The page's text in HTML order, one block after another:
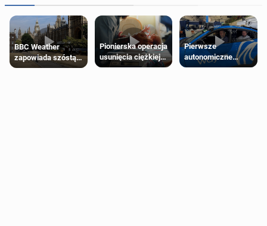
BBC Weather
zapowiada szóstą
falę upałów w
Pionierska operacja
usunięcia ciężkiej
wady wrodzonej
Pierwsze
autonomiczne
Ubery pojawią się